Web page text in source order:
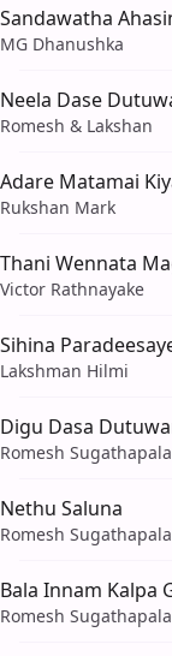
Sandawatha
MG Dhanushka
Neela Dase
Romesh & Lakshan
Adare Matamai
Rukshan Mark
Thani Wennata
Victor Rathnayake
Sihina
Lakshman Hilmi
Digu Dasa
Romesh Sugathapala
Nethu Saluna
Romesh
Bala Innam Kalpa
Romesh Sugathapala